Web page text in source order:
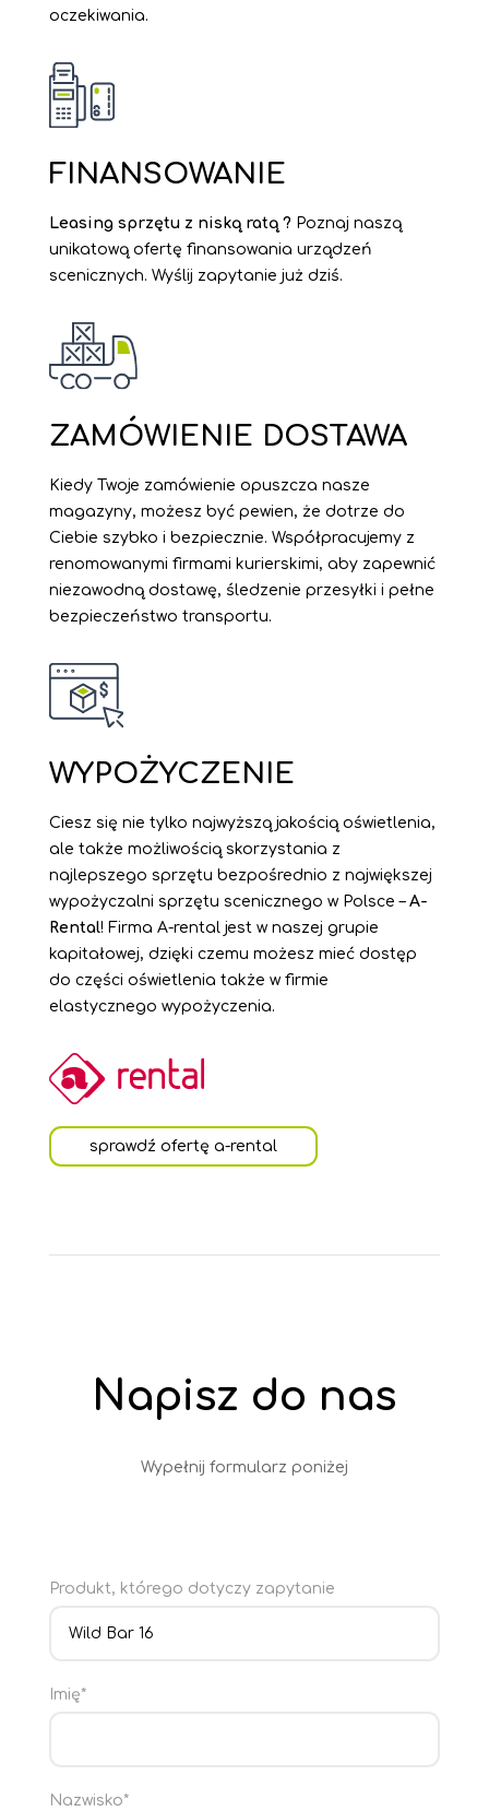
oczekiwania.
FINANSOWANIE
Leasing sprzętu z niską ratą ? Poznaj naszą
unikatową ofertę finansowania urządzeń
scenicznych. Wyślij zapytanie już dziś.
ZAMÓWIENIE DOSTAWA
Kiedy Twoje zamówienie opuszcza nasze
magazyny, możesz być pewien, że dotrze do
Ciebie szybko i bezpiecznie. Współpracujemy z
renomowanymi firmami kurierskimi, aby zapewnić
niezawodną dostawę, śledzenie przesyłki i pełne
bezpieczeństwo transportu.
WYPOŻYCZENIE
Ciesz się nie tylko najwyższą jakością oświetlenia,
ale także możliwością skorzystania z
najlepszego sprzętu bezpośrednio z największej
wypożyczalni sprzętu scenicznego w Polsce – A-
Rental! Firma A-rental jest w naszej grupie
kapitałowej, dzięki czemu możesz mieć dostęp
do części oświetlenia także w firmie
elastycznego wypożyczenia.
sprawdź ofertę a-rental
Napisz do nas
Wypełnij formularz poniżej
Produkt, którego dotyczy zapytanie
Imię*
Nazwisko*